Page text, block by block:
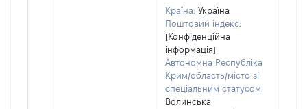
Країна: Україна
Поштовий індекс:
[Конфіденційна
інформація]
Автономна Республіка
Крим/область/місто зі
спеціальним статусом:
Волинська